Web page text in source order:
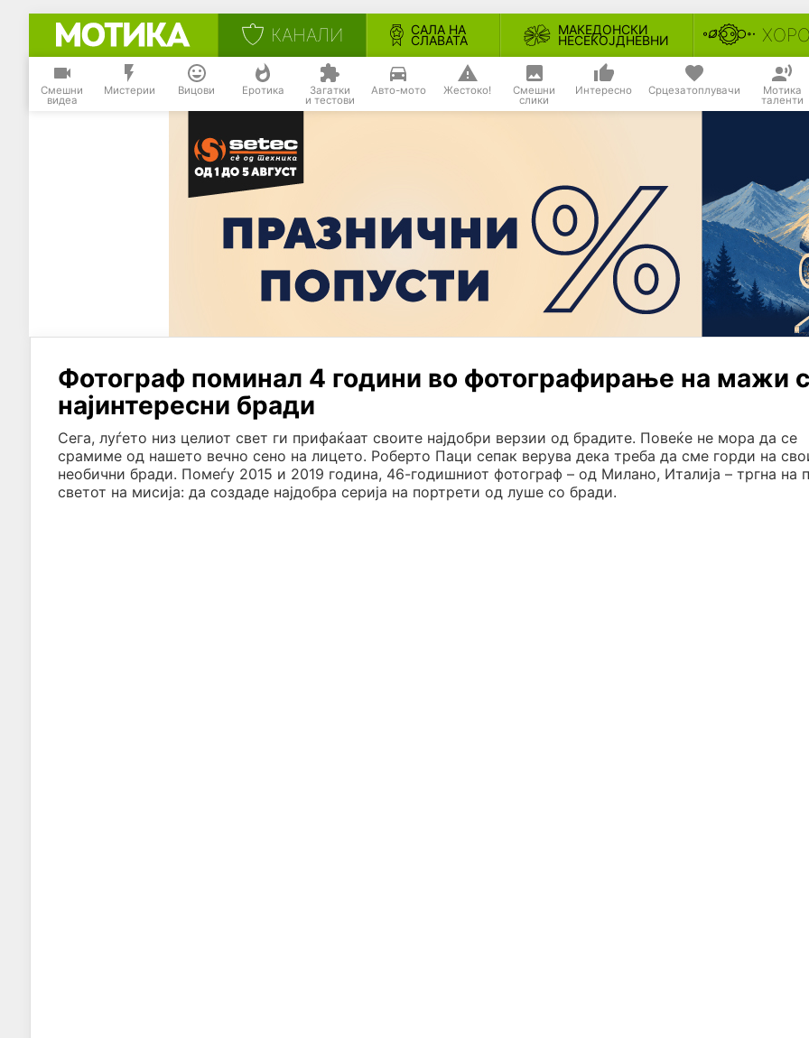
КАНАЛИ САЛА НА
СЛАВАТА
МАКЕДОНСКИ
НЕСЕКОЈДНЕВНИ
Смешни
видеа
Мистерии Вицови Еротика Загатки
и тестови
Авто-мото Жестоко! Смешни
слики
Интересно Срцезатоплувачи Мотика
таленти
Фотограф поминал 4 години во фотографирање на мажи
најинтересни бради
Сега, луѓето низ целиот свет ги прифаќаат своите најдобри верзии од брадите. Повеќе не мора да се
срамиме од нашето вечно сено на лицето. Роберто Паци сепак верува дека треба да сме горди на
необични бради. Помеѓу 2015 и 2019 година, 46-годишниот фотограф – од Милано, Италија – тргна на
светот на мисија: да создаде најдобра серија на портрети од луше со бради.